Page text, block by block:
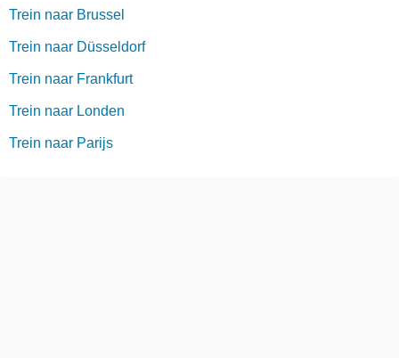
Trein naar Brussel
Trein naar Düsseldorf
Trein naar Frankfurt
Trein naar Londen
Trein naar Parijs